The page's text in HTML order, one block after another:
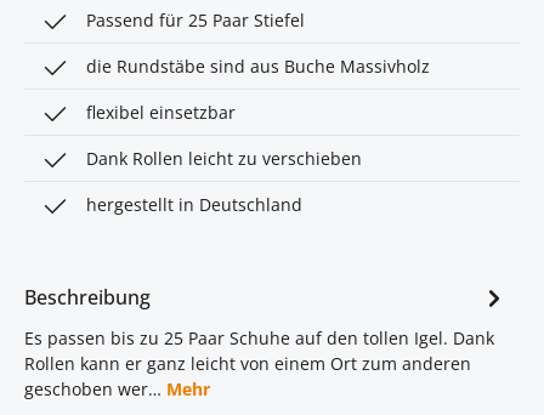
Passend für 25 Paar Stiefel
die Rundstäbe sind aus Buche Massivholz
flexibel einsetzbar
Dank Rollen leicht zu verschieben
hergestellt in Deutschland
Beschreibung
Es passen bis zu 25 Paar Schuhe auf den tollen Igel. Dank
Rollen kann er ganz leicht von einem Ort zum anderen
geschoben wer… Mehr